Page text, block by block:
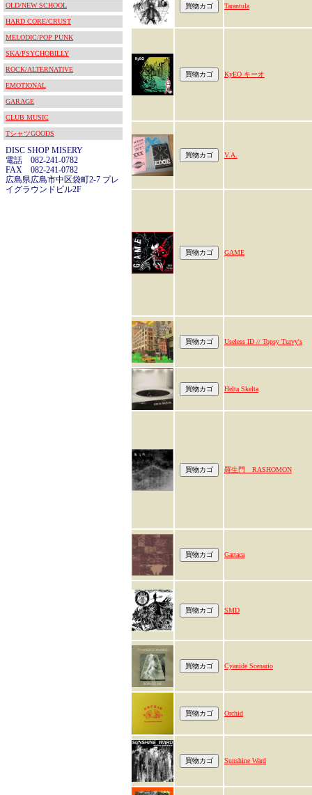
OLD/NEW SCHOOL
HARD CORE/CRUST
MELODIC/POP PUNK
SKA/PSYCHOBILLY
ROCK/ALTERNATIVE
EMOTIONAL
GARAGE
CLUB MUSIC
TシャツGOODS
DISC SHOP MISERY
電話 082-241-0782
FAX 082-241-0782
広島県広島市中区袋町2-7 プレ
イグラウンドビル2F
Tarantula
KyEO キーオ
V.A.
GAME
Useless ID // Topsy Turvy's
Helta Skelta
羅生門 RASHOMON
Gattaca
SMD
Cyanide Scenario
Orchid
Sunshine Ward